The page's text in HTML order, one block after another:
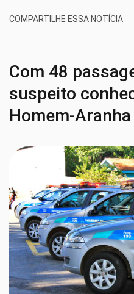
COMPARTILHE ESSA NOTÍCIA
Com 48
suspeito
Homem-